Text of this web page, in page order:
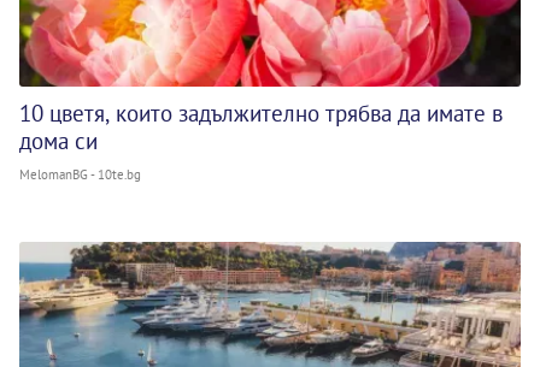
10 цветя, които задължително трябва да имате в
дома си
MelomanBG - 10te.bg